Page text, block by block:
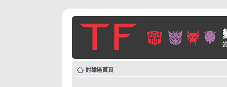
討論區首頁